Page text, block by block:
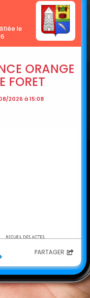
le
ORANGE
FORET
2026 à 15:08
PARTAGER